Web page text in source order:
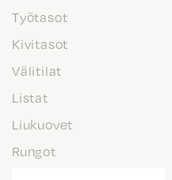
Työtasot
Kivitasot
Välitilat
Listat
Liukuovet
Rungot